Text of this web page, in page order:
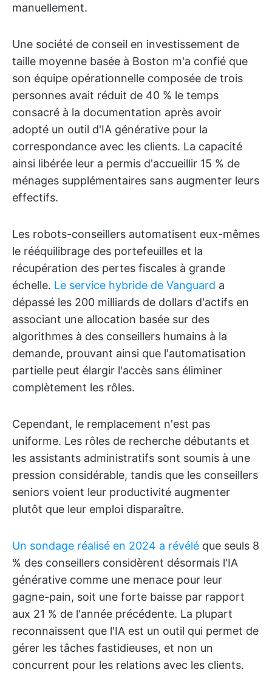
manuellement.
Une société de conseil en investissement de
taille moyenne basée à Boston m'a confié que
son équipe opérationnelle composée de trois
personnes avait réduit de 40 % le temps
consacré à la documentation après avoir
adopté un outil d'IA générative pour la
correspondance avec les clients. La capacité
ainsi libérée leur a permis d'accueillir 15 % de
ménages supplémentaires sans augmenter leurs
effectifs.
Les robots-conseillers automatisent eux-mêmes
le rééquilibrage des portefeuilles et la
récupération des pertes fiscales à grande
échelle. Le service hybride de Vanguard a
dépassé les 200 milliards de dollars d'actifs en
associant une allocation basée sur des
algorithmes à des conseillers humains à la
demande, prouvant ainsi que l'automatisation
partielle peut élargir l'accès sans éliminer
complètement les rôles.
Cependant, le remplacement n'est pas
uniforme. Les rôles de recherche débutants et
les assistants administratifs sont soumis à une
pression considérable, tandis que les conseillers
seniors voient leur productivité augmenter
plutôt que leur emploi disparaître.
Un sondage réalisé en 2024 a révélé que seuls 8
% des conseillers considèrent désormais l'IA
générative comme une menace pour leur
gagne-pain, soit une forte baisse par rapport
aux 21 % de l'année précédente. La plupart
reconnaissent que l'IA est un outil qui permet de
gérer les tâches fastidieuses, et non un
concurrent pour les relations avec les clients.